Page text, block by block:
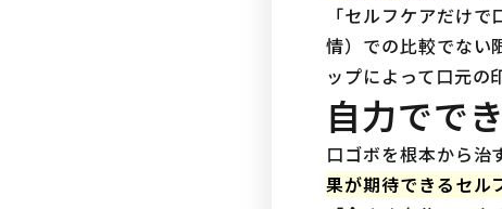
「セルフケアだけ
情）での比較でない
ップによって口元の
自力でで
口ゴボを根本から治
果が期待できるセル